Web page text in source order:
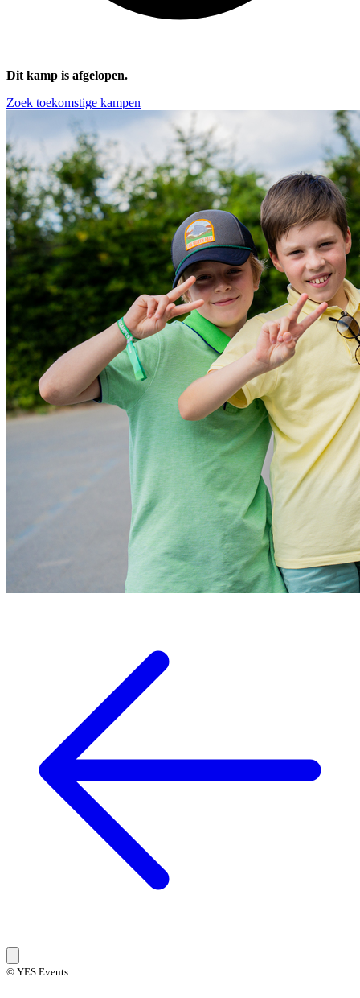
Dit kamp is afgelopen.
Zoek toekomstige kampen
© YES Events